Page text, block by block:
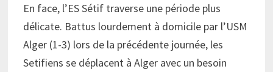
En face, l’ES Sétif traverse une période plus
délicate. Battus lourdement à domicile par l’USM
Alger (1-3) lors de la précédente journée, les
Setifiens se déplacent à Alger avec un besoin